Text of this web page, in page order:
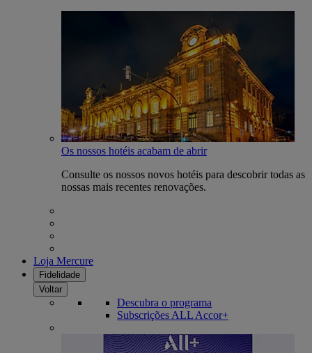
Os nossos hotéis acabam de abrir
Consulte os nossos novos hotéis para descobrir todas as
nossas mais recentes renovações.
Loja Mercure
Fidelidade
Voltar
Descubra o programa
Subscrições ALL Accor+